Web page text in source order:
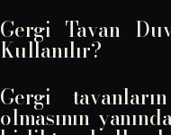
Gergi Tavan
Kullanılır?
Gergi
olmasının